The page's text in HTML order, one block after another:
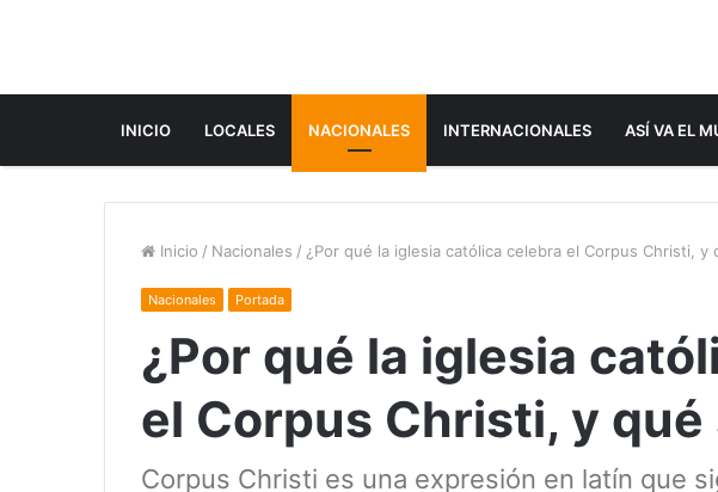
INICIO LOCALES NACIONALES INTERNACIONALES ASÍ VA EL
Inicio / Nacionales / ¿Por qué la iglesia católica celebra el Corpus Christi, y
Nacionales Portada
¿Por qué la iglesia
el Corpus Christi, y
Corpus Christi es una expresión en latín que